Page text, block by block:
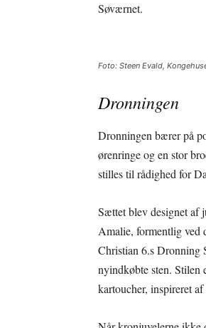
Søværnet.
Foto: Steen Evald,
Dronningen
Dronningen bærer på
ørenringe og en stor
stilles til rådighed for
Sættet blev designet af
Amalie, formentlig ved
Christian 6.s Dronning
nyindkøbte sten. Stilen
kartoucher, inspireret